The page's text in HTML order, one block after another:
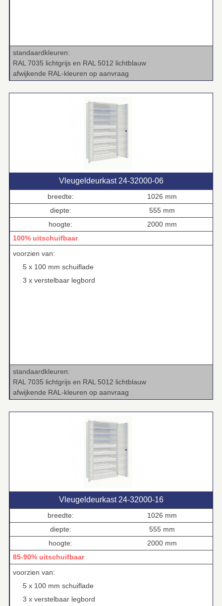
standaardkleuren:
RAL 7035 lichtgrijs en RAL 5012 lichtblauw
afwijkende RAL‑kleuren op aanvraag
Vleugeldeurkast 24‑32000‑06
breedte:
1026 mm
diepte:
555 mm
hoogte:
2000 mm
100% uitschuifbaar
voorzien van:
5 x 100 mm schuiflade
3 x verstelbaar legbord
standaardkleuren:
RAL 7035 lichtgrijs en RAL 5012 lichtblauw
afwijkende RAL‑kleuren op aanvraag
Vleugeldeurkast 24‑32000‑16
breedte:
1026 mm
diepte:
555 mm
hoogte:
2000 mm
85-90% uitschuifbaar
voorzien van:
5 x 100 mm schuiflade
3 x verstelbaar legbord